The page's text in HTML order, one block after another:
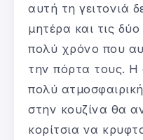
αυτή τη γειτονιά
μητέρα και τις
πολύ χρόνο που
την πόρτα τους. Η
πολύ
στην κουζίνα θα
κορίτσια να